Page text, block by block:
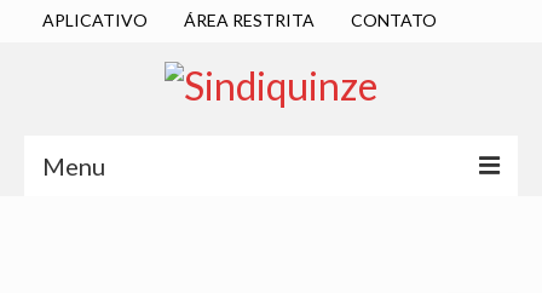
APLICATIVO ÁREA RESTRITA CONTATO
Menu